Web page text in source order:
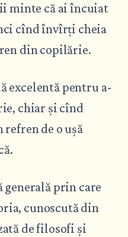
minte că ai încuiat
cînd învîrți cheia
din copilărie.
excelentă pentru a-
chiar și cînd
refren de o ușă
generală prin care
cunoscută din
de filosofi și